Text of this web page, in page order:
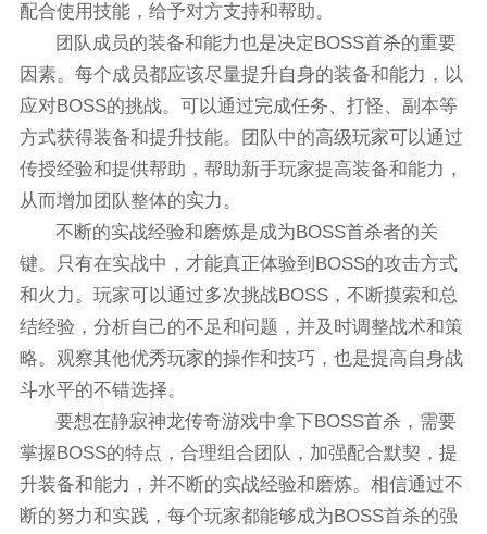
配合使用技能，给予对方支持和帮助。
团队成员的装备和能力也是决定BOSS首杀的重要
因素。每个成员都应该尽量提升自身的装备和能力，以
应对BOSS的挑战。可以通过完成任务、打怪、副本等
方式获得装备和提升技能。团队中的高级玩家可以通过
传授经验和提供帮助，帮助新手玩家提高装备和能力，
从而增加团队整体的实力。
不断的实战经验和磨炼是成为BOSS首杀者的关
键。只有在实战中，才能真正体验到BOSS的攻击方式
和火力。玩家可以通过多次挑战BOSS，不断摸索和总
结经验，分析自己的不足和问题，并及时调整战术和策
略。观察其他优秀玩家的操作和技巧，也是提高自身战
斗水平的不错选择。
要想在静寂神龙传奇游戏中拿下BOSS首杀，需要
掌握BOSS的特点，合理组合团队，加强配合默契，提
升装备和能力，并不断的实战经验和磨炼。相信通过不
断的努力和实践，每个玩家都能够成为BOSS首杀的强